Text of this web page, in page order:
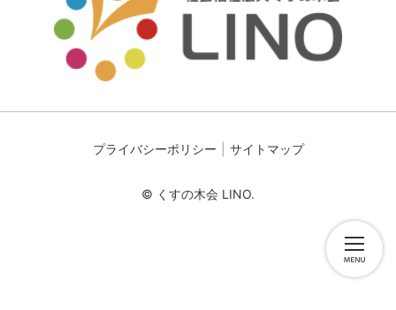
プライバシーポリシー サイトマップ
© くすの木会 LINO.